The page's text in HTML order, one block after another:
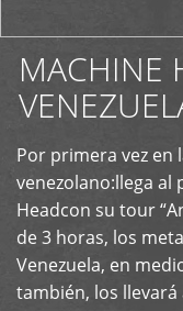
MACHINE
Por primera vez en
venezolano:llega al
Headcon su tour
de 3 horas, los
Venezuela, en
también, los llevará